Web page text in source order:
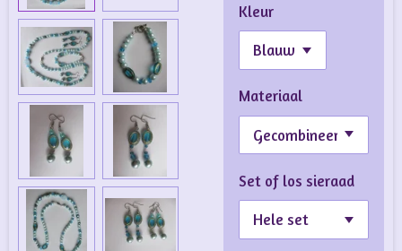
Kleur
Materiaal
Set of los sieraad